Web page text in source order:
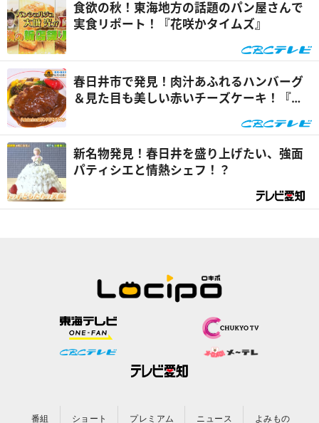
食欲の秋！東海地方の話題のパン屋さんで
実食リポート！『花咲かタイムズ』
春日井市で発見！肉汁あふれるハンバーグ
＆見た目も美しい赤いチーズケーキ！『な
新名物発見！春日井を盛り上げたい、強面
パティシエと情熱シェフ！？
番組 ショート プレミアム ニュース よみもの